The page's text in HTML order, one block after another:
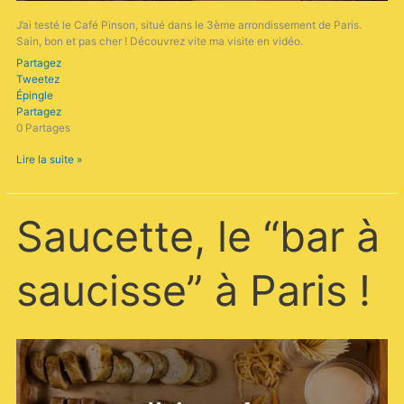
J’ai testé le Café Pinson, situé dans le 3ème arrondissement de Paris.
Sain, bon et pas cher ! Découvrez vite ma visite en vidéo.
Partagez
Tweetez
Épingle
Partagez
0 Partages
Lire la suite »
Saucette, le “bar à
saucisse” à Paris !
le
“bar
saucisse”
à